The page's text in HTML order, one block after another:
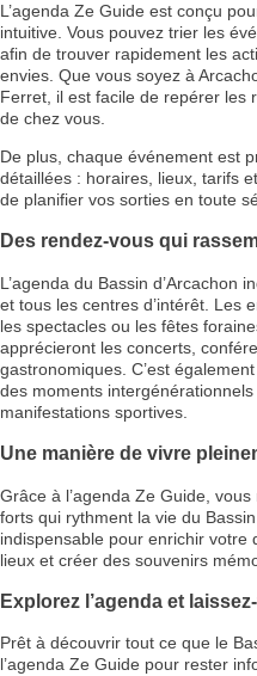
L’agenda Ze Guide est conçu
intuitive. Vous pouvez trier les
afin de trouver rapidement les
envies. Que vous soyez à
Ferret, il est facile de repérer les
de chez vous.
De plus, chaque événement est
détaillées : horaires, lieux, tarifs
de planifier vos sorties en toute
Des rendez-vous qui
L’agenda du Bassin d’Arcachon
et tous les centres d’intérêt. Les
les spectacles ou les fêtes
apprécieront les concerts,
gastronomiques. C’est
des moments
manifestations sportives.
Une manière de vivre
Grâce à l’agenda Ze Guide,
forts qui rythment la vie du Bassin
indispensable pour enrichir votre
lieux et créer des souvenirs
Explorez l’agenda et
Prêt à découvrir tout ce que le
l’agenda Ze Guide pour rester